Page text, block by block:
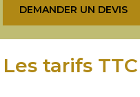
DEMANDER UN DEVIS
Les tarifs